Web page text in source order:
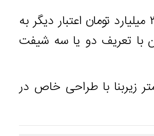
استان گفت: در صورت تخصیص ۳۰ میلیارد تومان اعتبار دیگر به
دو یا سه شیفت
در ۷۰۰۰ مترمربع با ۳۵۰۰ متر زیربنا با طراحی خاص در